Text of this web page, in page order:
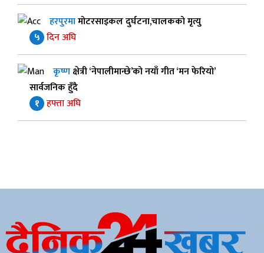
हरपुरमामोटरसाइकल दुर्घटना,चालकको मृत्यु
५ दिन अघि
कृष्णक्षेत्री ‘नेपालीमान्छे’को नयाँ गीत ‘मन फेरियो’
सार्वजनिक हुँदै
१ हफ्ता अघि